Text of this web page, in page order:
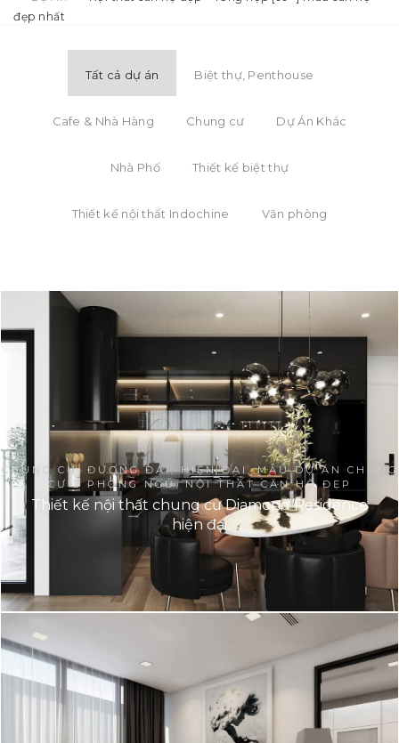
đẹp nhất
Tất cả dự án Biệt thự, Penthouse
Cafe & Nhà Hàng Chung cư Dự Án Khác
Nhà Phố Thiết kế biệt thự
Thiết kế nội thất Indochine Văn phòng
CHUNG CƯ, ĐƯƠNG ĐẠI, HIỆN ĐẠI, MẪU DỰ ÁN CHUNG
CƯ 2 PHÒNG NGỦ, NỘI THẤT CĂN HỘ ĐẸP
Thiết kế nội thất chung cư Diamond Residence
hiện đại